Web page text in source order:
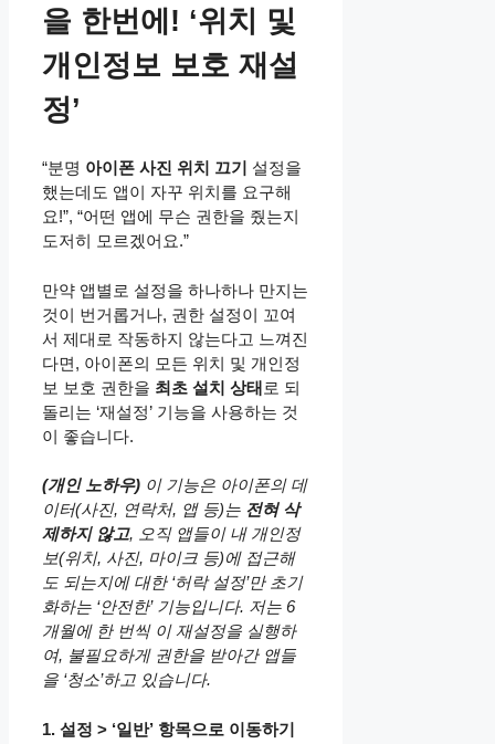
을 한번에! ‘위치 및
개인정보 보호 재설
정’
“분명 아이폰 사진 위치 끄기 설정을
했는데도 앱이 자꾸 위치를 요구해
요!”, “어떤 앱에 무슨 권한을 줬는지
도저히 모르겠어요.”
만약 앱별로 설정을 하나하나 만지는
것이 번거롭거나, 권한 설정이 꼬여
서 제대로 작동하지 않는다고 느껴진
다면, 아이폰의 모든 위치 및 개인정
보 보호 권한을 최초 설치 상태 로 되
돌리는 ‘재설정’ 기능을 사용하는 것
이 좋습니다.
(개인 노하우) 이 기능은 아이폰의 데
이터(사진, 연락처, 앱 등)는 전혀 삭
제하지 않고, 오직 앱들이 내 개인정
보(위치, 사진, 마이크 등)에 접근해
도 되는지에 대한 ‘허락 설정’만 초기
화하는 ‘안전한’ 기능입니다. 저는 6
개월에 한 번씩 이 재설정을 실행하
여, 불필요하게 권한을 받아간 앱들
을 ‘청소’하고 있습니다.
1. 설정 > ‘일반’ 항목으로 이동하기